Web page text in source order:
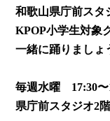
和歌山県庁前スタ
KPOP小学生対象
一緒に踊りましょ
毎週水曜 17:30〜
県庁前スタジオ2